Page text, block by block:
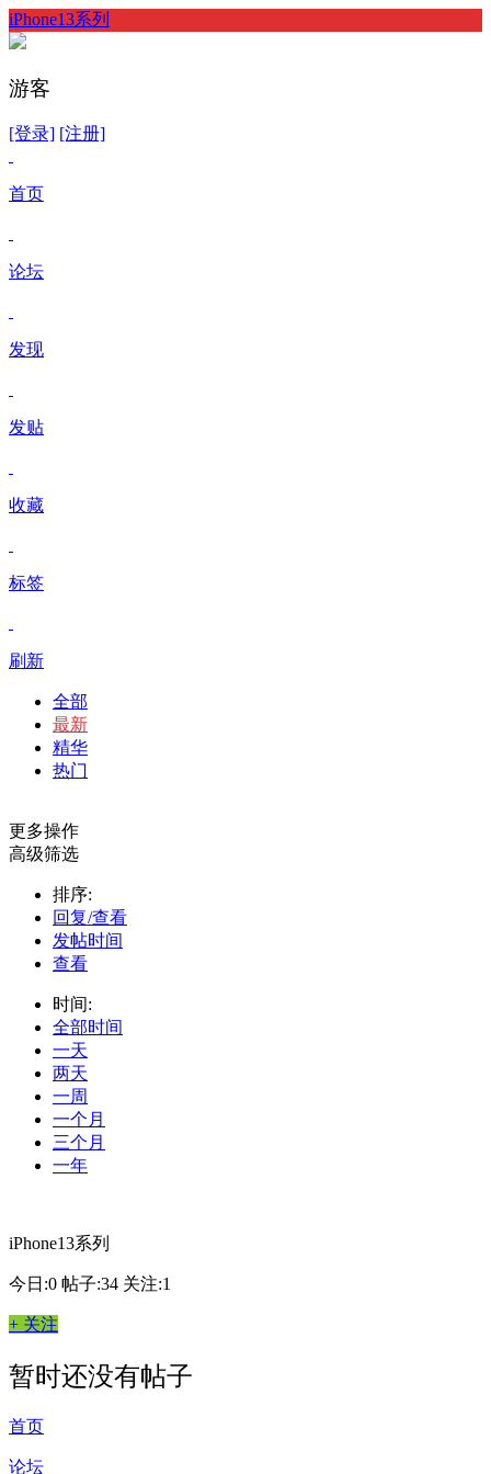
iPhone13系列
游客
[登录] [注册]
首页
论坛
发现
发贴
收藏
标签
刷新
全部
最新
精华
热门
更多操作
高级筛选
排序:
回复/查看
发帖时间
查看
时间:
全部时间
一天
两天
一周
一个月
三个月
一年
iPhone13系列
今日:0 帖子:34 关注:1
+ 关注
暂时还没有帖子
首页
论坛